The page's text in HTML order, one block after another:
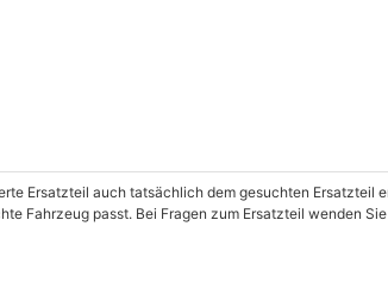
Ersatzteil auch tatsächlich dem gesuchten Ersatzteil
Fahrzeug passt. Bei Fragen zum Ersatzteil wenden